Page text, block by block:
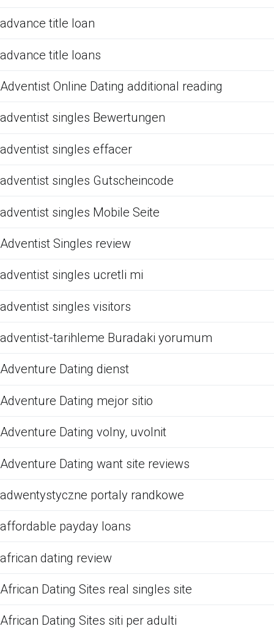
advance title loan
advance title loans
Adventist Online Dating additional reading
adventist singles Bewertungen
adventist singles effacer
adventist singles Gutscheincode
adventist singles Mobile Seite
Adventist Singles review
adventist singles ucretli mi
adventist singles visitors
adventist-tarihleme Buradaki yorumum
Adventure Dating dienst
Adventure Dating mejor sitio
Adventure Dating volny, uvolnit
Adventure Dating want site reviews
adwentystyczne portaly randkowe
affordable payday loans
african dating review
African Dating Sites real singles site
African Dating Sites siti per adulti